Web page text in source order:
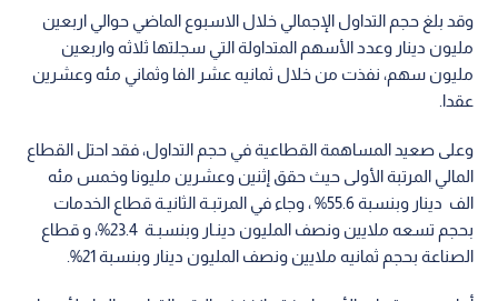
وقد بلغ حجم التداول الإجمالي خلال الاسبوع الماضي حوالي اربعين
مليون دينار وعدد الأسهم المتداولة التي سجلتها ثلاثه واربعين
مليون سهم، نفذت من خلال ثمانيه عشر الفا وثماني مئه وعشرين
عقدا.
وعلى صعيد المساهمة القطاعية في حجم التداول، فقد احتل القطاع
المالي المرتبة الأولى حيث حقق إثنين وعشرين مليونا وخمس مئه
الف دينار وبنسبة 55.6% ، وجاء في المرتبـة الثانيـة قطاع الخدمات
بحجم تسعه ملايين ونصف المليون دينـار وبنسبـة 23.4%، و قطاع
الصناعة بحجم ثمانيه ملايين ونصف المليون دينار وبنسبة 21%.